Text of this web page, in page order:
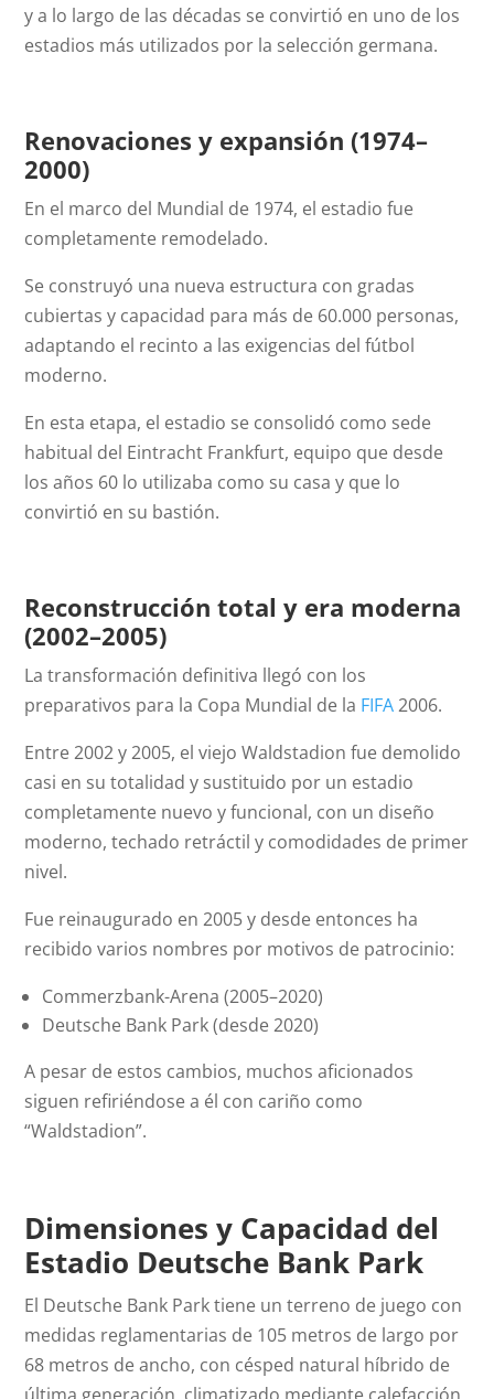
y a lo largo de las décadas se convirtió en uno de los
estadios más utilizados por la selección germana.
Renovaciones y expansión (1974–
2000)
En el marco del Mundial de 1974, el estadio fue
completamente remodelado.
Se construyó una nueva estructura con gradas
cubiertas y capacidad para más de 60.000 personas,
adaptando el recinto a las exigencias del fútbol
moderno.
En esta etapa, el estadio se consolidó como sede
habitual del Eintracht Frankfurt, equipo que desde
los años 60 lo utilizaba como su casa y que lo
convirtió en su bastión.
Reconstrucción total y era moderna
(2002–2005)
La transformación definitiva llegó con los
preparativos para la Copa Mundial de la FIFA2006.
Entre 2002 y 2005, el viejo Waldstadion fue demolido
casi en su totalidad y sustituido por un estadio
completamente nuevo y funcional, con un diseño
moderno, techado retráctil y comodidades de primer
nivel.
Fue reinaugurado en 2005 y desde entonces ha
recibido varios nombres por motivos de patrocinio:
Commerzbank-Arena (2005–2020)
Deutsche Bank Park (desde 2020)
A pesar de estos cambios, muchos aficionados
siguen refiriéndose a él con cariño como
“Waldstadion”.
Dimensiones y Capacidad del
Estadio Deutsche Bank Park
El Deutsche Bank Park tiene un terreno de juego con
medidas reglamentarias de 105 metros de largo por
68 metros de ancho, con césped natural híbrido de